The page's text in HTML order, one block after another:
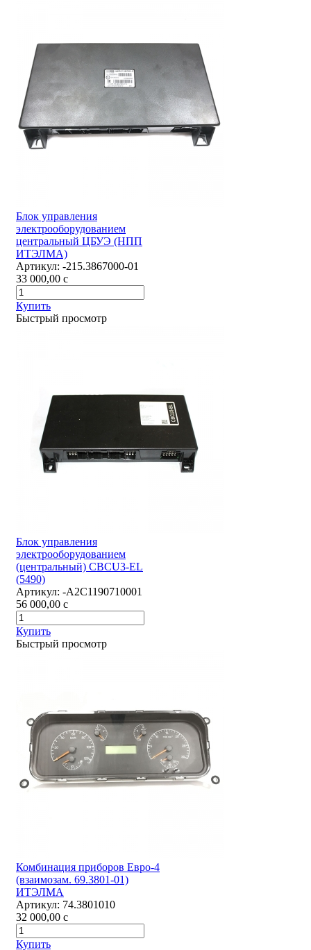
Блок управления
электрооборудованием
центральный ЦБУЭ (НПП
ИТЭЛМА)
Артикул: -215.3867000-01
33 000,00 c
Купить
Быстрый просмотр
Блок управления
электрооборудованием
(центральный) CBCU3-EL
(5490)
Артикул: -А2С1190710001
56 000,00 c
Купить
Быстрый просмотр
Комбинация приборов Евро-4
(взаимозам. 69.3801-01)
ИТЭЛМА
Артикул: 74.3801010
32 000,00 c
Купить